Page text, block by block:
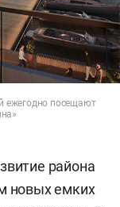
ежегодно посещают
района
новых емких